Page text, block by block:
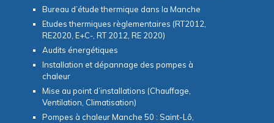
Bureau d’étude thermique dans la Manche
Etudes thermiques règlementaires (RT2012,
RE2020, E+C-, RT 2012, RE 2020)
Audits énergétiques
Installation et dépannage des pompes à
chaleur
Mise au point d’installations (Chauffage,
Ventilation, Climatisation)
Pompes à chaleur Manche 50 : Saint-Lô,